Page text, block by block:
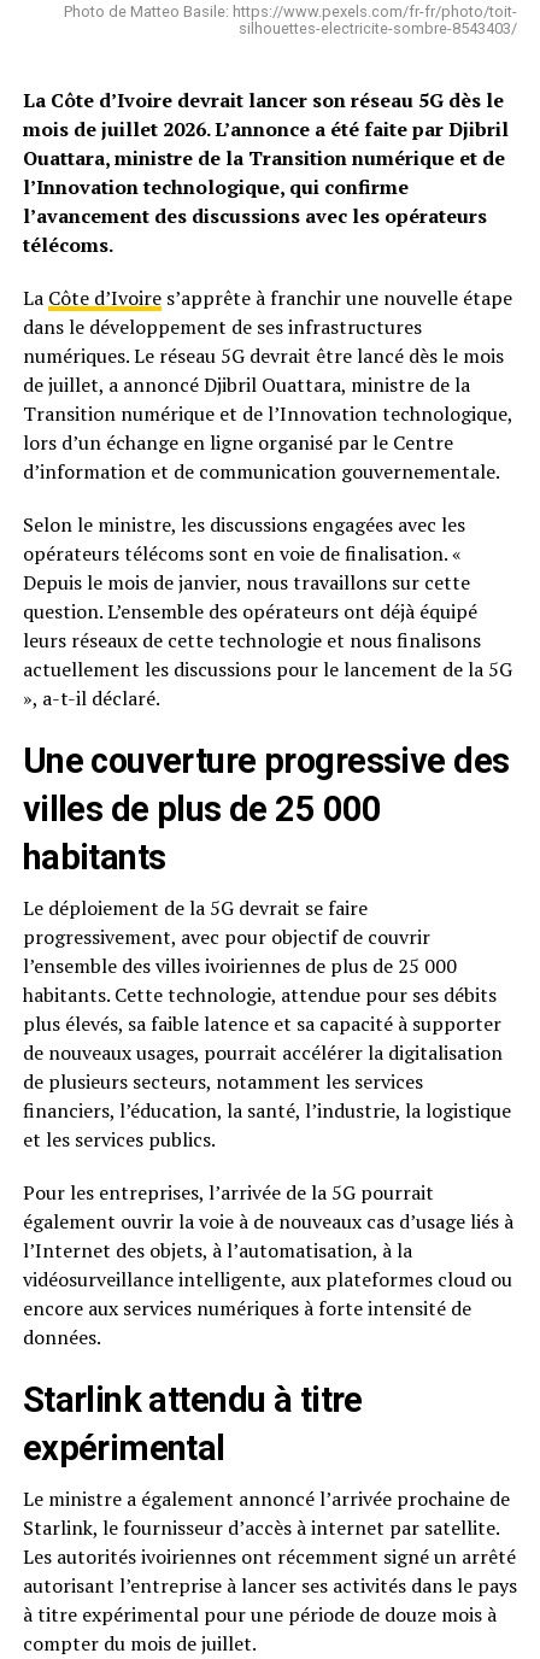
Photo de Matteo Basile: https://www.pexels.com/fr-fr/photo/toit-
silhouettes-electricite-sombre-8543403/
La Côte d’Ivoire devrait lancer son réseau 5G dès le
mois de juillet 2026. L’annonce a été faite par Djibril
Ouattara, ministre de la Transition numérique et de
l’Innovation technologique, qui confirme
l’avancement des discussions avec les opérateurs
télécoms.
La Côte d’Ivoires’apprête à franchir une nouvelle étape
dans le développement de ses infrastructures
numériques. Le réseau 5G devrait être lancé dès le mois
de juillet, a annoncé Djibril Ouattara, ministre de la
Transition numérique et de l’Innovation technologique,
lors d’un échange en ligne organisé par le Centre
d’information et de communication gouvernementale.
Selon le ministre, les discussions engagées avec les
opérateurs télécoms sont en voie de finalisation. «
Depuis le mois de janvier, nous travaillons sur cette
question. L’ensemble des opérateurs ont déjà équipé
leurs réseaux de cette technologie et nous finalisons
actuellement les discussions pour le lancement de la 5G
», a-t-il déclaré.
Une couverture progressive des
villes de plus de 25 000
habitants
Le déploiement de la 5G devrait se faire
progressivement, avec pour objectif de couvrir
l’ensemble des villes ivoiriennes de plus de 25 000
habitants. Cette technologie, attendue pour ses débits
plus élevés, sa faible latence et sa capacité à supporter
de nouveaux usages, pourrait accélérer la digitalisation
de plusieurs secteurs, notamment les services
financiers, l’éducation, la santé, l’industrie, la logistique
et les services publics.
Pour les entreprises, l’arrivée de la 5G pourrait
également ouvrir la voie à de nouveaux cas d’usage liés à
l’Internet des objets, à l’automatisation, à la
vidéosurveillance intelligente, aux plateformes cloud ou
encore aux services numériques à forte intensité de
données.
Starlink attendu à titre
expérimental
Le ministre a également annoncé l’arrivée prochaine de
Starlink, le fournisseur d’accès à internet par satellite.
Les autorités ivoiriennes ont récemment signé un arrêté
autorisant l’entreprise à lancer ses activités dans le pays
à titre expérimental pour une période de douze mois à
compter du mois de juillet.